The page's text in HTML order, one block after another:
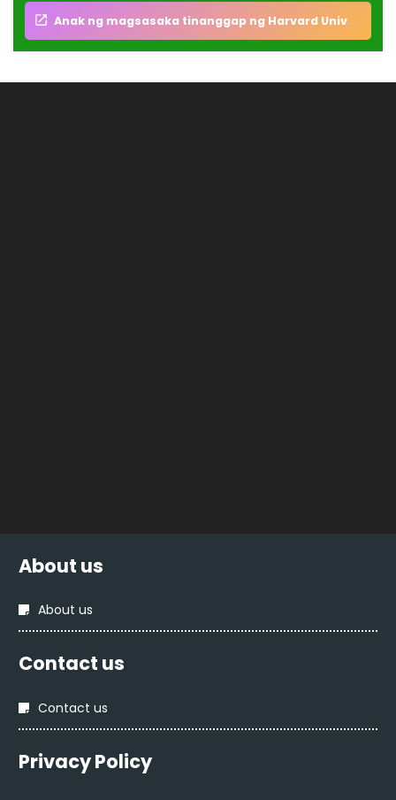
Anak ng magsasaka tinanggap ng Harvard University sa Amerika para doon mag kolehiyo
About us
About us
Contact us
Contact us
Privacy Policy